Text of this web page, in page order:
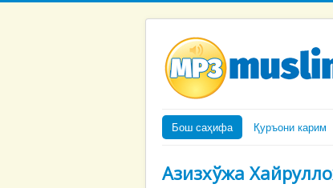
Бош саҳифа Қуръони карим
Азизхўжа Хайруллоҳ